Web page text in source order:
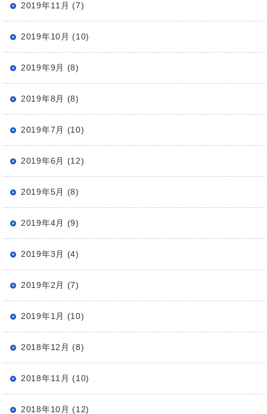
2019年11月 (7)
2019年10月 (10)
2019年9月 (8)
2019年8月 (8)
2019年7月 (10)
2019年6月 (12)
2019年5月 (8)
2019年4月 (9)
2019年3月 (4)
2019年2月 (7)
2019年1月 (10)
2018年12月 (8)
2018年11月 (10)
2018年10月 (12)